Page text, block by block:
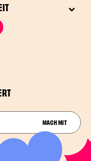
MACH MIT
stimmen Sie